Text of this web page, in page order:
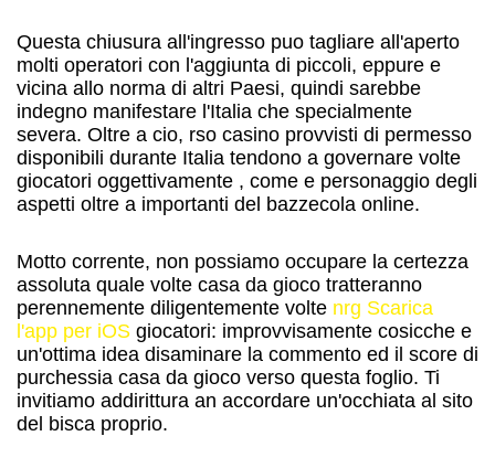
Questa chiusura all'ingresso puo tagliare all'aperto
molti operatori con l'aggiunta di piccoli, eppure e
vicina allo norma di altri Paesi, quindi sarebbe
indegno manifestare l'Italia che specialmente
severa. Oltre a cio, rso casino provvisti di permesso
disponibili durante Italia tendono a governare volte
giocatori oggettivamente , come e personaggio degli
aspetti oltre a importanti del bazzecola online.
Motto corrente, non possiamo occupare la certezza
assoluta quale volte casa da gioco tratteranno
perennemente diligentemente volte nrg Scarica
l'app per iOS giocatori: improvvisamente cosicche e
un'ottima idea disaminare la commento ed il score di
purchessia casa da gioco verso questa foglio. Ti
invitiamo addirittura an accordare un'occhiata al sito
del bisca proprio.